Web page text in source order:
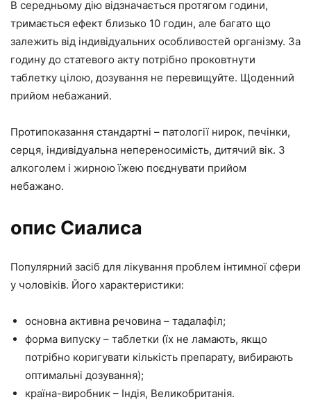
В середньому дію відзначається протягом години,
тримається ефект близько 10 годин, але багато що
залежить від індивідуальних особливостей організму. За
годину до статевого акту потрібно проковтнути
таблетку цілою, дозування не перевищуйте. Щоденний
прийом небажаний.
Протипоказання стандартні – патології нирок, печінки,
серця, індивідуальна непереносимість, дитячий вік. З
алкоголем і жирною їжею поєднувати прийом
небажано.
опис Сиалиса
Популярний засіб для лікування проблем інтимної сфери
у чоловіків. Його характеристики:
основна активна речовина – тадалафіл;
форма випуску – таблетки (їх не ламають, якщо
потрібно коригувати кількість препарату, вибирають
оптимальні дозування);
країна-виробник – Індія, Великобританія.